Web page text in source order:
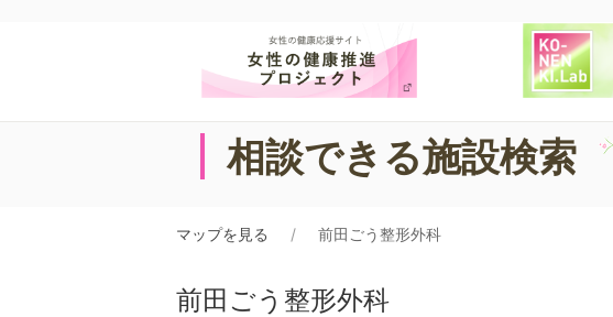
相談できる施設検索
マップを見る 前田ごう整形外科
前田ごう整形外科